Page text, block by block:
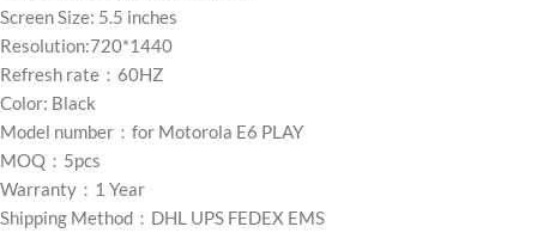
Screen Size: 5.5 inches
Resolution:720*1440
Refresh rate：60HZ
Color: Black
Model number：for Motorola E6 PLAY
MOQ：5pcs
Warranty：1 Year
Shipping Method：DHL UPS FEDEX EMS